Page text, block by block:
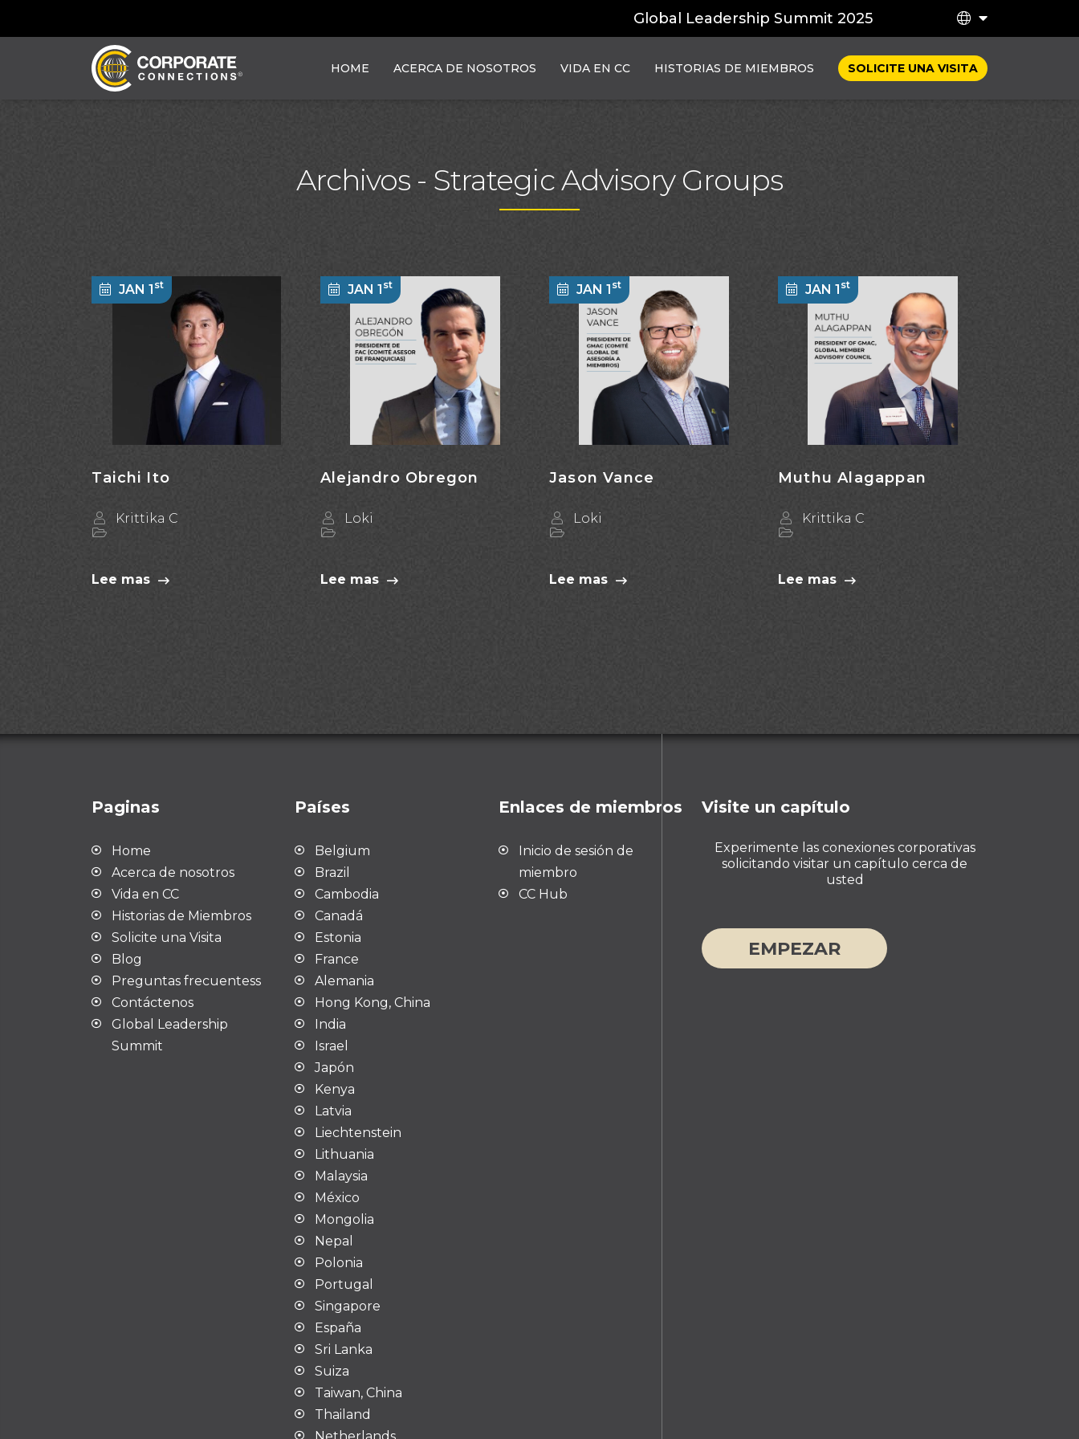
Global Leadership Summit 2025
HOME ACERCA DE NOSOTROS VIDA EN CC HISTORIAS DE MIEMBROS SOLICITE UNA VISITA
Archivos - Strategic Advisory Groups
JAN 1 st
Taichi Ito
Krittika C
Lee mas
JAN 1 st
Alejandro Obregon
Loki
Lee mas
JAN 1 st
Jason Vance
Loki
Lee mas
JAN 1 st
Muthu Alagappan
Krittika C
Lee mas
Paginas
Home
Acerca de nosotros
Vida en CC
Historias de Miembros
Solicite una Visita
Blog
Preguntas frecuentess
Contáctenos
Global Leadership
Summit
Países
Belgium
Brazil
Cambodia
Canadá
Estonia
France
Alemania
Hong Kong, China
India
Israel
Japón
Kenya
Latvia
Liechtenstein
Lithuania
Malaysia
México
Mongolia
Nepal
Polonia
Portugal
Singapore
España
Sri Lanka
Suiza
Taiwan, China
Thailand
Enlaces de miembros
Inicio de sesión de
miembro
CC Hub
Visite un capítulo
Experimente las conexiones corporativas
solicitando visitar un capítulo cerca de
usted
EMPEZAR